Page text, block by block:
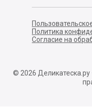
Политика
Согласие на
© 2026